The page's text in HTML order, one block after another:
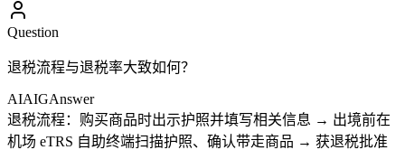
Question
退税流程与退税率大致如何？
AIAIGAnswer
退税流程：购买商品时出示护照并填写相关信息 → 出境前在
机场 eTRS 自助终端扫描护照、确认带走商品 → 获退税批准